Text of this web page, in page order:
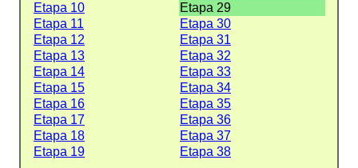
Etapa 10
Etapa 29
Etapa 11
Etapa 30
Etapa 12
Etapa 31
Etapa 13
Etapa 32
Etapa 14
Etapa 33
Etapa 15
Etapa 34
Etapa 16
Etapa 35
Etapa 17
Etapa 36
Etapa 18
Etapa 37
Etapa 19
Etapa 38